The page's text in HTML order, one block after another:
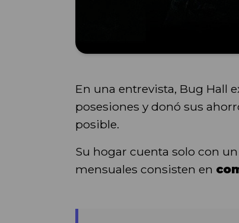
En una entrevista, Bug Hall
posesiones y donó sus
posible.
Su hogar cuenta solo con
mensuales consisten en